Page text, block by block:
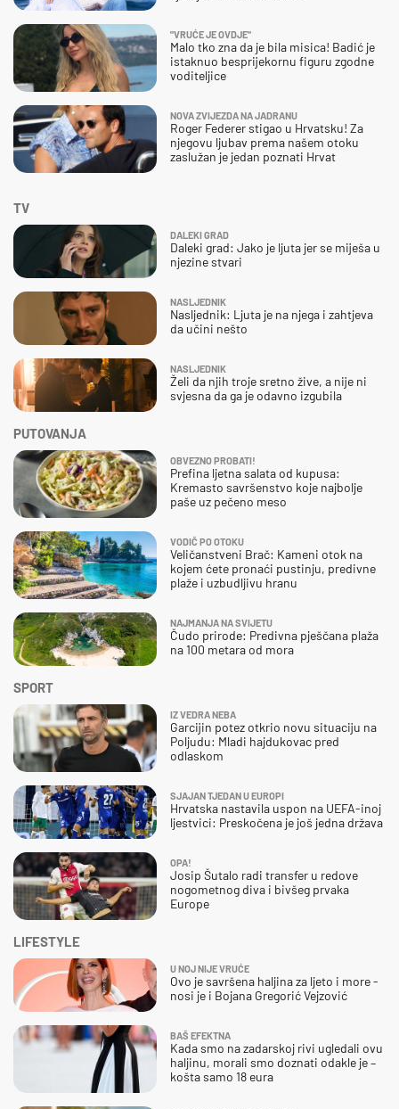
"VRUĆE JE OVDJE"
Malo tko zna da je bila misica! Badić je
istaknuo besprijekornu figuru zgodne
voditeljice
NOVA ZVIJEZDA NA JADRANU
Roger Federer stigao u Hrvatsku! Za
njegovu ljubav prema našem otoku
zaslužan je jedan poznati Hrvat
SPORT
IZ VEDRA NEBA
Garcijin potez otkrio novu situaciju na
Poljudu: Mladi hajdukovac pred
odlaskom
SJAJAN TJEDAN U EUROPI
Hrvatska nastavila uspon na UEFA-inoj
ljestvici: Preskočena je još jedna država
OPA!
Josip Šutalo radi transfer u redove
nogometnog diva i bivšeg prvaka
Europe
TV
DALEKI GRAD
Daleki grad: Jako je ljuta jer se miješa u
njezine stvari
NASLJEDNIK
Nasljednik: Ljuta je na njega i zahtjeva
da učini nešto
NASLJEDNIK
Želi da njih troje sretno žive, a nije ni
svjesna da ga je odavno izgubila
PUTOVANJA
OBVEZNO PROBATI!
Prefina ljetna salata od kupusa:
Kremasto savršenstvo koje najbolje
paše uz pečeno meso
VODIČ PO OTOKU
Veličanstveni Brač: Kameni otok na
kojem ćete pronaći pustinju, predivne
plaže i uzbudljivu hranu
NAJMANJA NA SVIJETU
Čudo prirode: Predivna pješčana plaža
na 100 metara od mora
LIFESTYLE
U NOJ NIJE VRUĆE
Ovo je savršena haljina za ljeto i more -
nosi je i Bojana Gregorić Vejzović
BAŠ EFEKTNA
Kada smo na zadarskoj rivi ugledali ovu
haljinu, morali smo doznati odakle je –
košta samo 18 eura